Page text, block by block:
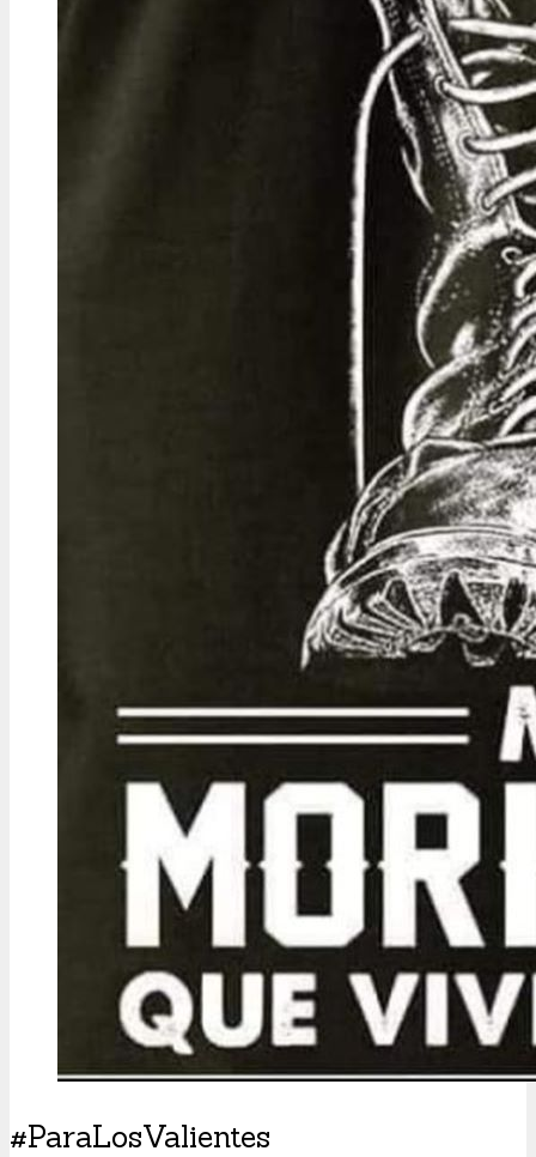
#ParaLosValientes